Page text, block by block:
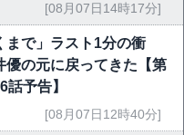
[08月07日14時17分]
まで」ラスト1分の衝
優の元に戻ってきた【第
予告】
[08月07日12時40分]